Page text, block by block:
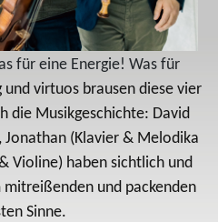
für eine Energie! Was für
und virtuos brausen diese vier
die Musikgeschichte: David
(Klavier & Melodika
Violine) haben sichtlich und
und packenden
Sinne.